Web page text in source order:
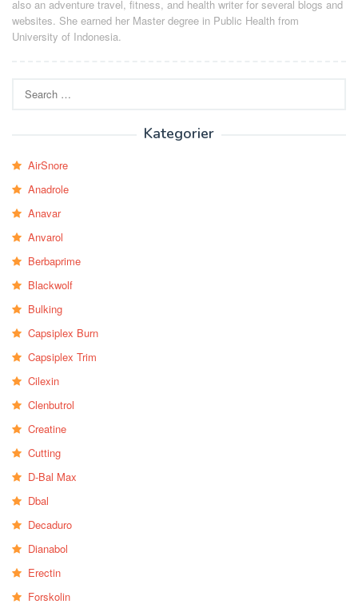
also an adventure travel, fitness, and health writer for several blogs and
websites. She earned her Master degree in Public Health from
University of Indonesia.
for:
Kategorier
AirSnore
Anadrole
Anavar
Anvarol
Berbaprime
Blackwolf
Bulking
Capsiplex Burn
Capsiplex Trim
Cilexin
Clenbutrol
Creatine
Cutting
D-Bal Max
Dbal
Decaduro
Dianabol
Erectin
Forskolin